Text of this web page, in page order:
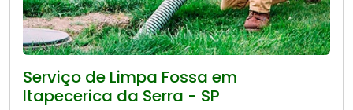
Serviço de Limpa Fossa em
Itapecerica da Serra - SP